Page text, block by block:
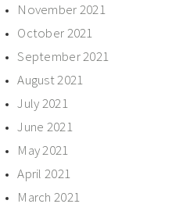
November 2021
October 2021
September 2021
August 2021
July 2021
June 2021
May 2021
April 2021
March 2021